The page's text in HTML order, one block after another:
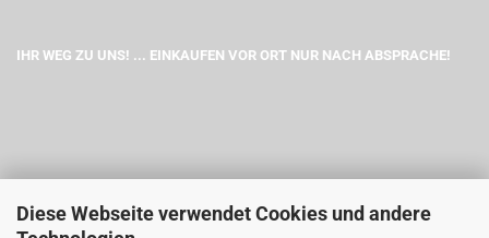
Diese Webseite verwendet Cookies und andere
IHR WEG ZU UNS! ... EINKAUFEN VOR ORT NUR NACH ABSPRACHE!